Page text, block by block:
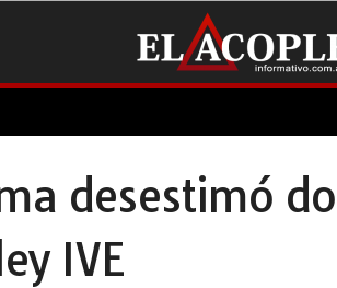
desestimó
IVE